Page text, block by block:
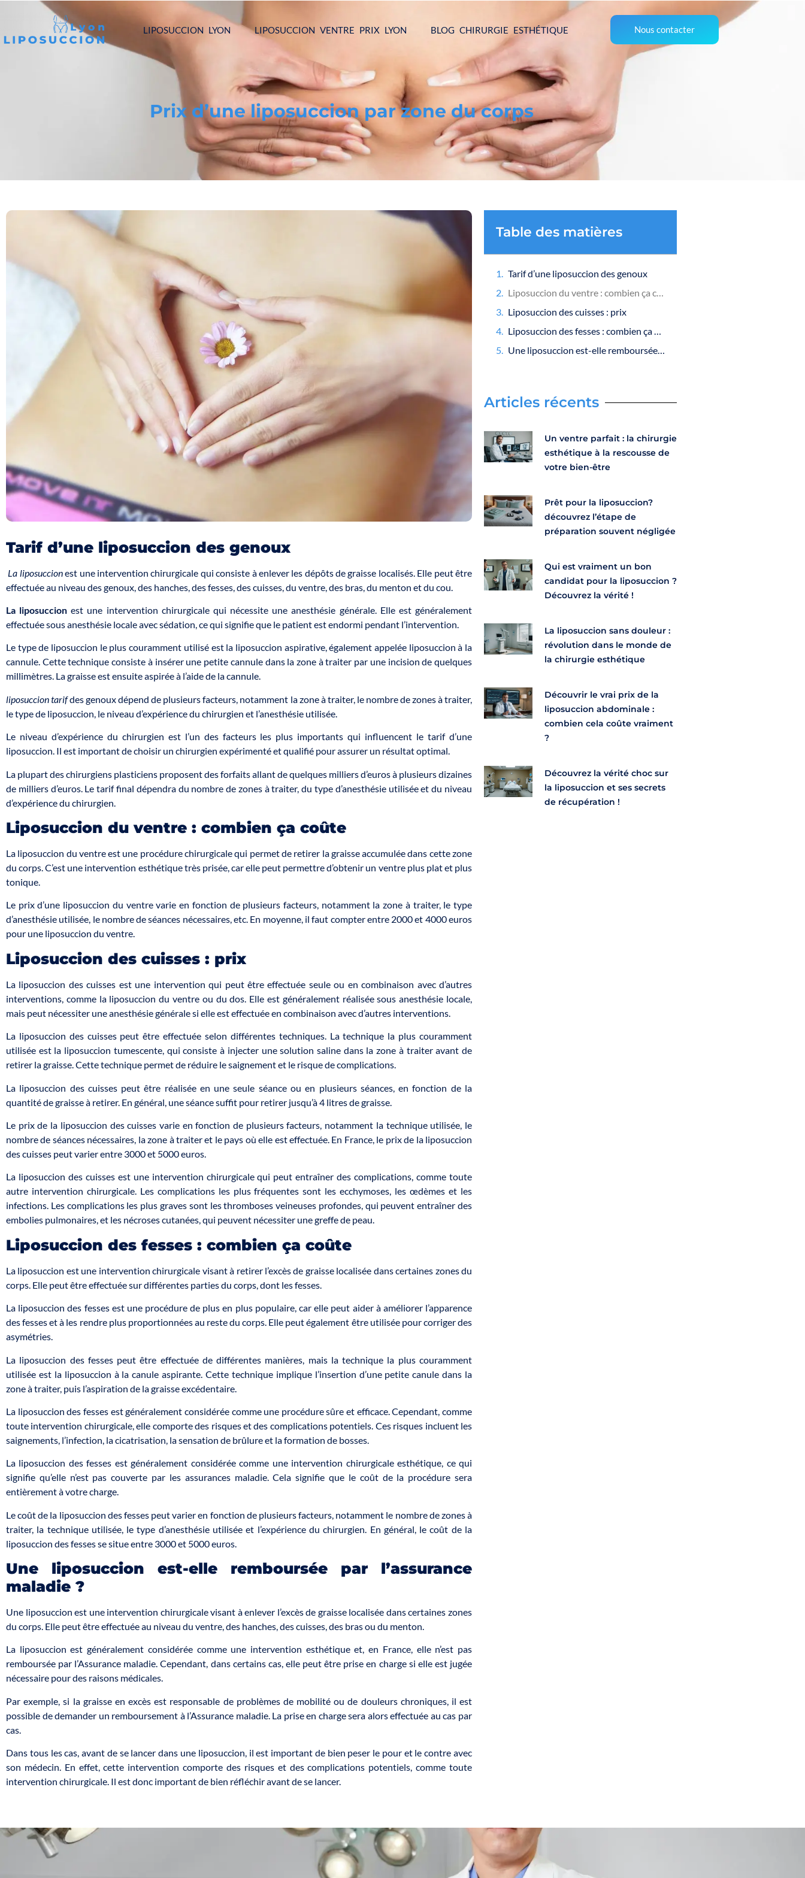
LIPOSUCCION LYON LIPOSUCCION VENTRE PRIX LYON BLOG CHIRURGIE ESTHÉTIQUE Nous contacter
Prix d’une liposuccion par zone du corps
Tarif d’une liposuccion des genoux
La liposuccionest une intervention chirurgicale qui consiste à enlever les dépôts de graisse localisés. Elle peut être
effectuée au niveau des genoux, des hanches, des fesses, des cuisses, du ventre, des bras, du menton et du cou.
La liposuccion est une intervention chirurgicale qui nécessite une anesthésie générale. Elle est généralement
effectuée sous anesthésie locale avec sédation, ce qui signifie que le patient est endormi pendant l’intervention.
Le type de liposuccion le plus couramment utilisé est la liposuccion aspirative, également appelée liposuccion à la
cannule. Cette technique consiste à insérer une petite cannule dans la zone à traiter par une incision de quelques
millimètres. La graisse est ensuite aspirée à l’aide de la cannule.
liposuccion tarifdes genoux dépend de plusieurs facteurs, notamment la zone à traiter, le nombre de zones à traiter,
le type de liposuccion, le niveau d’expérience du chirurgien et l’anesthésie utilisée.
Le niveau d’expérience du chirurgien est l’un des facteurs les plus importants qui influencent le tarif d’une
liposuccion. Il est important de choisir un chirurgien expérimenté et qualifié pour assurer un résultat optimal.
La plupart des chirurgiens plasticiens proposent des forfaits allant de quelques milliers d’euros à plusieurs dizaines
de milliers d’euros. Le tarif final dépendra du nombre de zones à traiter, du type d’anesthésie utilisée et du niveau
d’expérience du chirurgien.
Liposuccion du ventre : combien ça coûte
La liposuccion du ventre est une procédure chirurgicale qui permet de retirer la graisse accumulée dans cette zone
du corps. C’est une intervention esthétique très prisée, car elle peut permettre d’obtenir un ventre plus plat et plus
tonique.
Le prix d’une liposuccion du ventre varie en fonction de plusieurs facteurs, notamment la zone à traiter, le type
d’anesthésie utilisée, le nombre de séances nécessaires, etc. En moyenne, il faut compter entre 2000 et 4000 euros
pour une liposuccion du ventre.
Liposuccion des cuisses : prix
La liposuccion des cuisses est une intervention qui peut être effectuée seule ou en combinaison avec d’autres
interventions, comme la liposuccion du ventre ou du dos. Elle est généralement réalisée sous anesthésie locale,
mais peut nécessiter une anesthésie générale si elle est effectuée en combinaison avec d’autres interventions.
La liposuccion des cuisses peut être effectuée selon différentes techniques. La technique la plus couramment
utilisée est la liposuccion tumescente, qui consiste à injecter une solution saline dans la zone à traiter avant de
retirer la graisse. Cette technique permet de réduire le saignement et le risque de complications.
La liposuccion des cuisses peut être réalisée en une seule séance ou en plusieurs séances, en fonction de la
quantité de graisse à retirer. En général, une séance suffit pour retirer jusqu’à 4 litres de graisse.
Le prix de la liposuccion des cuisses varie en fonction de plusieurs facteurs, notamment la technique utilisée, le
nombre de séances nécessaires, la zone à traiter et le pays où elle est effectuée. En France, le prix de la liposuccion
des cuisses peut varier entre 3000 et 5000 euros.
La liposuccion des cuisses est une intervention chirurgicale qui peut entraîner des complications, comme toute
autre intervention chirurgicale. Les complications les plus fréquentes sont les ecchymoses, les œdèmes et les
infections. Les complications les plus graves sont les thromboses veineuses profondes, qui peuvent entraîner des
embolies pulmonaires, et les nécroses cutanées, qui peuvent nécessiter une greffe de peau.
Liposuccion des fesses : combien ça coûte
La liposuccion est une intervention chirurgicale visant à retirer l’excès de graisse localisée dans certaines zones du
corps. Elle peut être effectuée sur différentes parties du corps, dont les fesses.
La liposuccion des fesses est une procédure de plus en plus populaire, car elle peut aider à améliorer l’apparence
des fesses et à les rendre plus proportionnées au reste du corps. Elle peut également être utilisée pour corriger des
asymétries.
La liposuccion des fesses peut être effectuée de différentes manières, mais la technique la plus couramment
utilisée est la liposuccion à la canule aspirante. Cette technique implique l’insertion d’une petite canule dans la
zone à traiter, puis l’aspiration de la graisse excédentaire.
La liposuccion des fesses est généralement considérée comme une procédure sûre et efficace. Cependant, comme
toute intervention chirurgicale, elle comporte des risques et des complications potentiels. Ces risques incluent les
saignements, l’infection, la cicatrisation, la sensation de brûlure et la formation de bosses.
La liposuccion des fesses est généralement considérée comme une intervention chirurgicale esthétique, ce qui
signifie qu’elle n’est pas couverte par les assurances maladie. Cela signifie que le coût de la procédure sera
entièrement à votre charge.
Le coût de la liposuccion des fesses peut varier en fonction de plusieurs facteurs, notamment le nombre de zones à
traiter, la technique utilisée, le type d’anesthésie utilisée et l’expérience du chirurgien. En général, le coût de la
liposuccion des fesses se situe entre 3000 et 5000 euros.
Une liposuccion est-elle remboursée par l’assurance
maladie ?
Une liposuccion est une intervention chirurgicale visant à enlever l’excès de graisse localisée dans certaines zones
du corps. Elle peut être effectuée au niveau du ventre, des hanches, des cuisses, des bras ou du menton.
La liposuccion est généralement considérée comme une intervention esthétique et, en France, elle n’est pas
remboursée par l’Assurance maladie. Cependant, dans certains cas, elle peut être prise en charge si elle est jugée
nécessaire pour des raisons médicales.
Par exemple, si la graisse en excès est responsable de problèmes de mobilité ou de douleurs chroniques, il est
possible de demander un remboursement à l’Assurance maladie. La prise en charge sera alors effectuée au cas par
cas.
Dans tous les cas, avant de se lancer dans une liposuccion, il est important de bien peser le pour et le contre avec
son médecin. En effet, cette intervention comporte des risques et des complications potentiels, comme toute
intervention chirurgicale. Il est donc important de bien réfléchir avant de se lancer.
Table des matières
Tarif d’une liposuccion des genoux
Liposuccion du ventre : combien ça coûte
Liposuccion des cuisses : prix
Liposuccion des fesses : combien ça coûte
Une liposuccion est-elle remboursée par l’assurance maladie ?
Articles récents
Un ventre parfait : la chirurgie
esthétique à la rescousse de
votre bien-être
Prêt pour la liposuccion?
découvrez l’étape de
préparation souvent négligée
Qui est vraiment un bon
candidat pour la liposuccion ?
Découvrez la vérité !
La liposuccion sans douleur :
révolution dans le monde de
la chirurgie esthétique
Découvrir le vrai prix de la
liposuccion abdominale :
combien cela coûte vraiment
?
Découvrez la vérité choc sur
la liposuccion et ses secrets
de récupération !